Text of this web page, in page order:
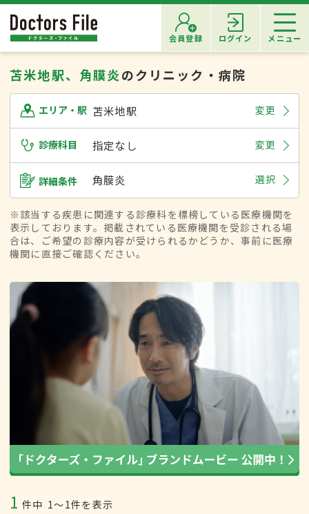
会員登録 ログイン メニュー
苫米地駅、角膜炎のクリニック・病院
エリア・駅 苫米地駅 変更
診療科目 指定なし 変更
詳細条件 角膜炎 選択
※該当する疾患に関連する診療科を標榜している医療機関を
表示しております。掲載されている医療機関を受診される場
合は、ご希望の診療内容が受けられるかどうか、事前に医療
機関に直接ご確認ください。
1 件中 1〜1件を表示